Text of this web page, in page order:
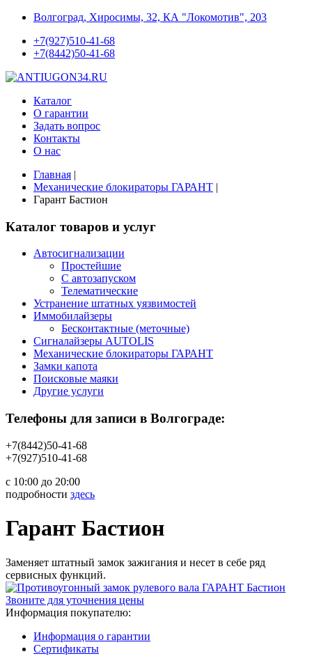
Волгоград, Хиросимы, 32, КА "Локомотив", 203
+7(927)510-41-68
+7(8442)50-41-68
Каталог
О гарантии
Задать вопрос
Контакты
О нас
Главная |
Механические блокираторы ГАРАНТ |
Гарант Бастион
Каталог товаров и услуг
Автосигнализации
Простейшие
С автозапуском
Телематические
Устранение штатных уязвимостей
Иммобилайзеры
Бесконтактные (меточные)
Сигналайзеры AUTOLIS
Механические блокираторы ГАРАНТ
Замки капота
Поисковые маяки
Другие услуги
Телефоны для записи в Волгограде:
+7(8442)50-41-68
+7(927)510-41-68
с 10:00 до 20:00
подробности здесь
Гарант Бастион
Заменяет штатный замок зажигания и несет в себе ряд
сервисных функций.
Звоните для уточнения цены
Информация покупателю:
Информация о гарантии
Сертификаты